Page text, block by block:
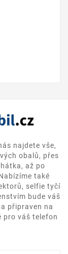
najdete vše,
obalů, přes
až po
také
selfie tyčí
bude váš
připraven na
pro váš telefon